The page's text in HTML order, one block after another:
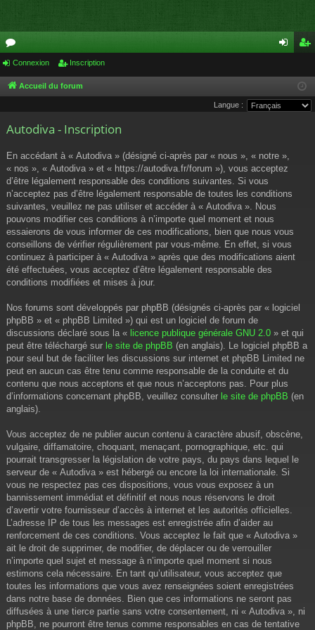
or
u
s
cri
pti
Connexion Inscription
Accueil du forum
Langue :
Autodiva - Inscription
En accédant à « Autodiva » (désigné ci-après par « nous », « notre »,
« nos », « Autodiva » et « https://autodiva.fr/forum »), vous acceptez
d’être légalement responsable des conditions suivantes. Si vous
n’acceptez pas d’être légalement responsable de toutes les conditions
suivantes, veuillez ne pas utiliser et accéder à « Autodiva ». Nous
pouvons modifier ces conditions à n’importe quel moment et nous
essaierons de vous informer de ces modifications, bien que nous vous
conseillons de vérifier régulièrement par vous-même. En effet, si vous
continuez à participer à « Autodiva » après que des modifications aient
été effectuées, vous acceptez d’être légalement responsable des
conditions modifiées et mises à jour.
Nos forums sont développés par phpBB (désignés ci-après par « logiciel
phpBB » et « phpBB Limited ») qui est un logiciel de forum de
discussions déclaré sous la « licence publique générale GNU 2.0 » et qui
peut être téléchargé sur le site de phpBB (en anglais). Le logiciel phpBB a
pour seul but de faciliter les discussions sur internet et phpBB Limited ne
peut en aucun cas être tenu comme responsable de la conduite et du
contenu que nous acceptons et que nous n’acceptons pas. Pour plus
d’informations concernant phpBB, veuillez consulter le site de phpBB (en
anglais).
Vous acceptez de ne publier aucun contenu à caractère abusif, obscène,
vulgaire, diffamatoire, choquant, menaçant, pornographique, etc. qui
pourrait transgresser la législation de votre pays, du pays dans lequel le
serveur de « Autodiva » est hébergé ou encore la loi internationale. Si
vous ne respectez pas ces dispositions, vous vous exposez à un
bannissement immédiat et définitif et nous nous réservons le droit
d’avertir votre fournisseur d’accès à internet et les autorités officielles.
L’adresse IP de tous les messages est enregistrée afin d’aider au
renforcement de ces conditions. Vous acceptez le fait que « Autodiva »
ait le droit de supprimer, de modifier, de déplacer ou de verrouiller
n’importe quel sujet et message à n’importe quel moment si nous
estimons cela nécessaire. En tant qu’utilisateur, vous acceptez que
toutes les informations que vous avez renseignées soient enregistrées
dans notre base de données. Bien que ces informations ne seront pas
diffusées à une tierce partie sans votre consentement, ni « Autodiva », ni
phpBB, ne pourront être tenus comme responsables en cas de tentative